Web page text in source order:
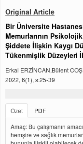
Original Article
Bir Üniversite
Memurlarının
Şiddete İlişkin Kaygı
Tükenmişlik Düzeyleri
Erkal ERZİNCAN,Bülent
2022, 6(1), s:25-39
Özet
PDF
Amaç: Bu çalışmanın
hemşire ve sağlık